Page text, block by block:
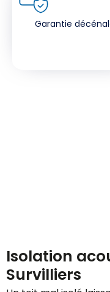
Garantie
Isolation
Survilliers